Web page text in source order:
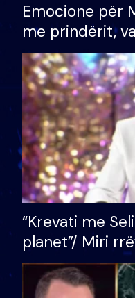
Emocione për
me prindërit,
divorci apo jo?
“Krevati me
planet”/ Miri
bukura në
mungojë zilja